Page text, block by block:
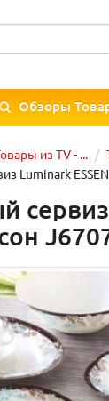
Обзоры
из TV - ...
Luminark